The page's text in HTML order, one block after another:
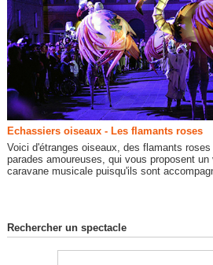
Echassiers oiseaux - Les flamants roses
Voici d'étranges oiseaux, des flamants
parades amoureuses, qui vous proposent
caravane musicale puisqu'ils sont
Rechercher un spectacle